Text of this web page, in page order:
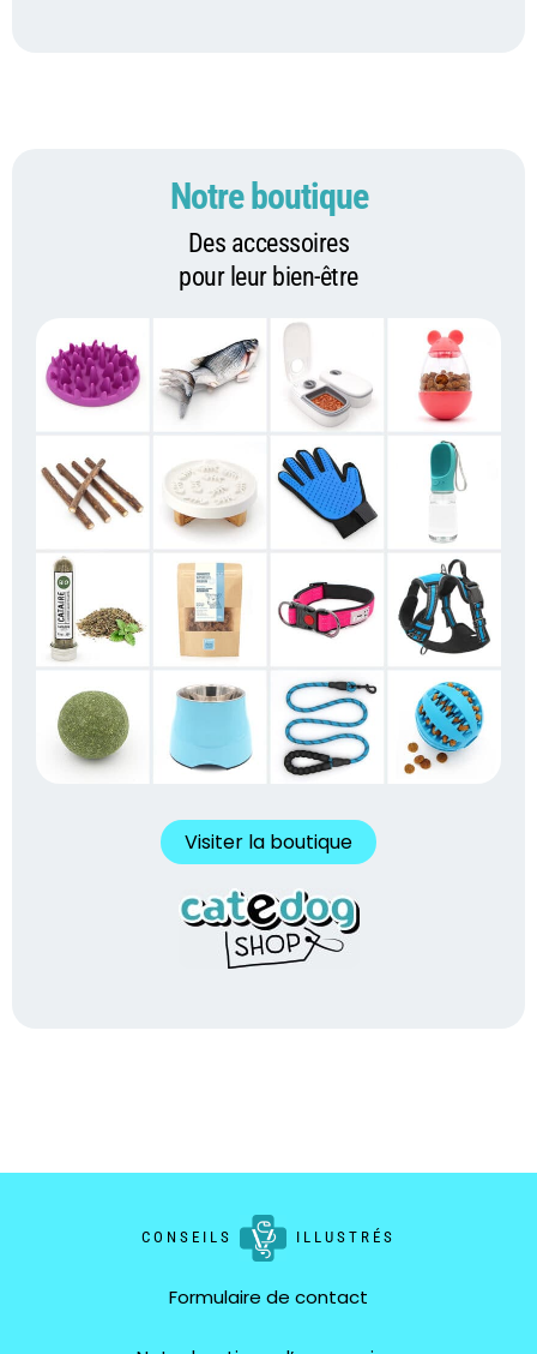
Notre boutique
Des accessoires
pour leur bien-être
Visiter la boutique
CONSEILS ILLUSTRÉS
Formulaire de contact